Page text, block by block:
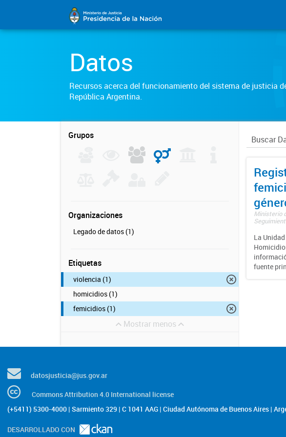
Datos
Recursos acerca del funcionamiento del sistema de justicia
República Argentina.
Grupos
Organizaciones
Legado de datos (1)
Etiquetas
violencia (1)
homicidios (1)
femicidios (1)
Mostrar menos
Ministerio
La
fuente
datosjusticia@jus.gov.ar
Commons Attribution 4.0 International license
(+5411) 5300-4000 | Sarmiento 329 | C 1041 AAG | Ciudad Autónoma de Buenos Aires |
DESARROLLADO CON